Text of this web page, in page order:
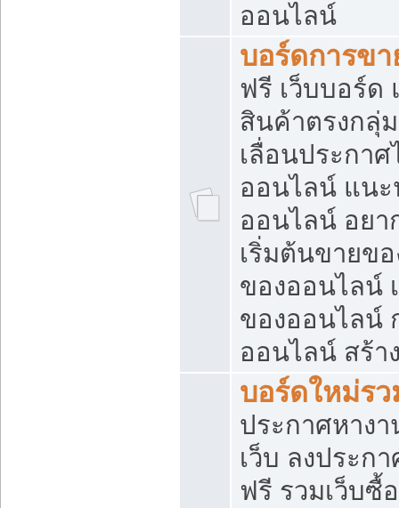
ออนไลน์
บอร์ดการข
ฟรี เว็บบอร์ด
สินค้าตรงกลุ่
เลื่อนประกา
ออนไลน์ แนะ
ออนไลน์ อย
เริ่มต้นขายข
ของออนไลน์
ของออนไลน์
ออนไลน์ สร้า
บอร์ดใหม่ร
ประกาศหาง
เว็บ ลงประก
ฟรี รวมเว็บซื้